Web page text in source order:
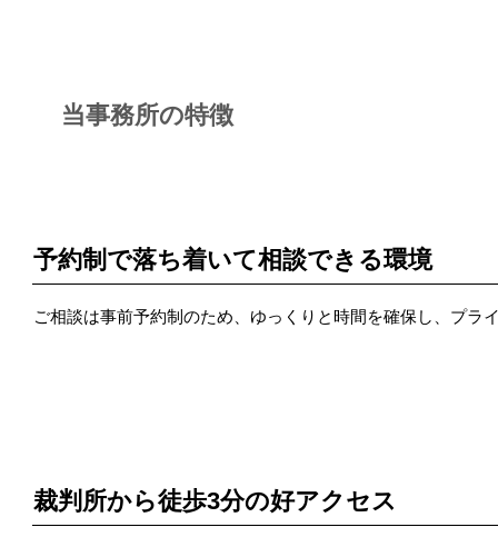
当事務所の特徴
予約制で落ち着いて相談できる環境
ご相談は事前予約制のため、ゆっくりと時間を確保し、プ
裁判所から徒歩3分の好アクセス